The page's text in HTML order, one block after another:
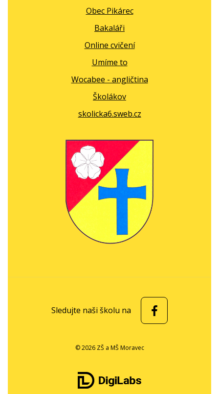
Obec Pikárec
Bakaláři
Online cvičení
Umíme to
Wocabee - angličtina
Školákov
skolicka6.sweb.cz
© 2026 ZŠ a MŠ Moravec
Sledujte naši školu na